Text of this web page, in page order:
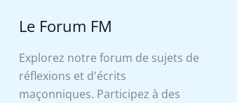
Le Forum FM
Explorez notre forum de sujets de
réflexions et d'écrits
maçonniques. Participez à des